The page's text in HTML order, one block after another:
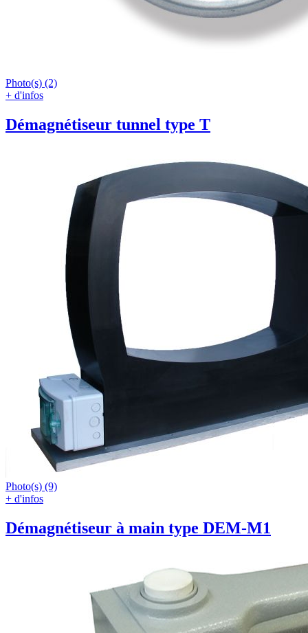
Photo(s) (2)
+ d'infos
Démagnétiseur tunnel type T
Photo(s) (9)
+ d'infos
Démagnétiseur à main type DEM-M1